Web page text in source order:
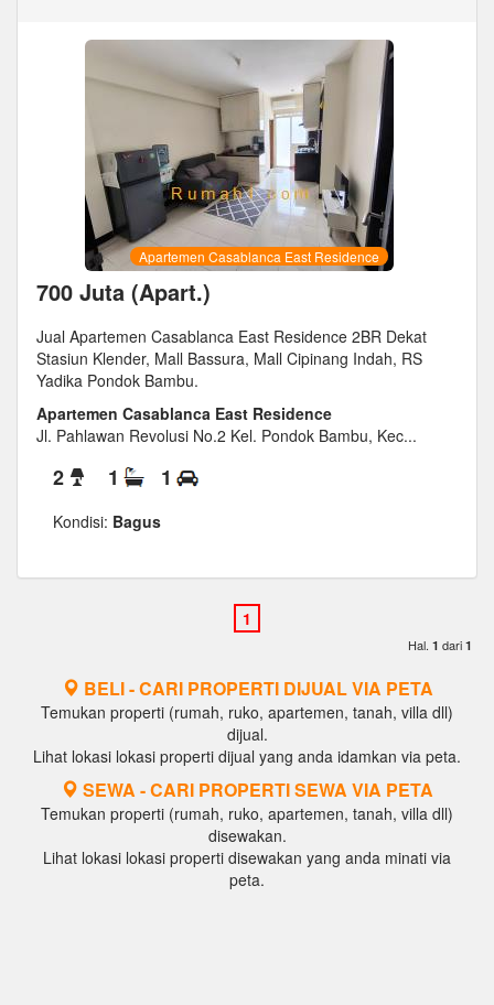
Apartemen Casablanca East Residence
700 Juta (Apart.)
Jual Apartemen Casablanca East Residence 2BR Dekat
Stasiun Klender, Mall Bassura, Mall Cipinang Indah, RS
Yadika Pondok Bambu.
Apartemen Casablanca East Residence
Jl. Pahlawan Revolusi No.2 Kel. Pondok Bambu, Kec...
2 1 1
Kondisi: Bagus
Hal. 1 dari 1
BELI - CARI PROPERTI DIJUAL VIA PETA
Temukan properti (rumah, ruko, apartemen, tanah, villa dll)
dijual.
Lihat lokasi lokasi properti dijual yang anda idamkan via peta.
SEWA - CARI PROPERTI SEWA VIA PETA
Temukan properti (rumah, ruko, apartemen, tanah, villa dll)
disewakan.
Lihat lokasi lokasi properti disewakan yang anda minati via
peta.